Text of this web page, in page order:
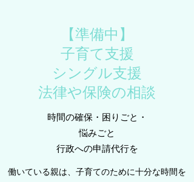
​​【準備中】
子育て支援
シングル支援
​​法律や保険の相談
時間の確保・困りごと・
悩みごと
行政への申請代行を
働いている親は、子育てのために十分な時間を